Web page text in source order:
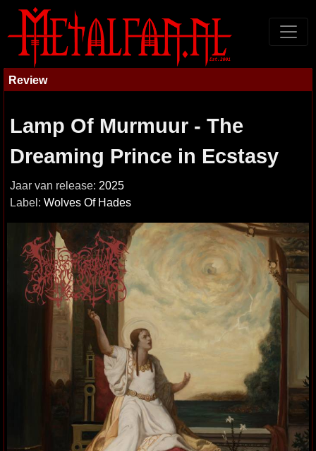
Review
Lamp Of Murmuur - The
Dreaming Prince in Ecstasy
Jaar van release: 2025
Label: Wolves Of Hades